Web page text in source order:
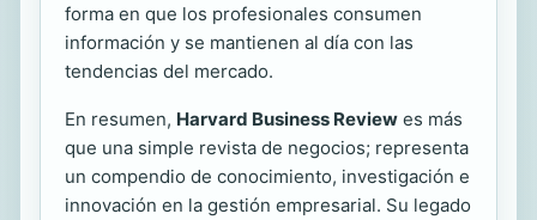
forma en que los profesionales consumen
información y se mantienen al día con las
tendencias del mercado.
En resumen, Harvard Business Review es más
que una simple revista de negocios; representa
un compendio de conocimiento, investigación e
innovación en la gestión empresarial. Su legado